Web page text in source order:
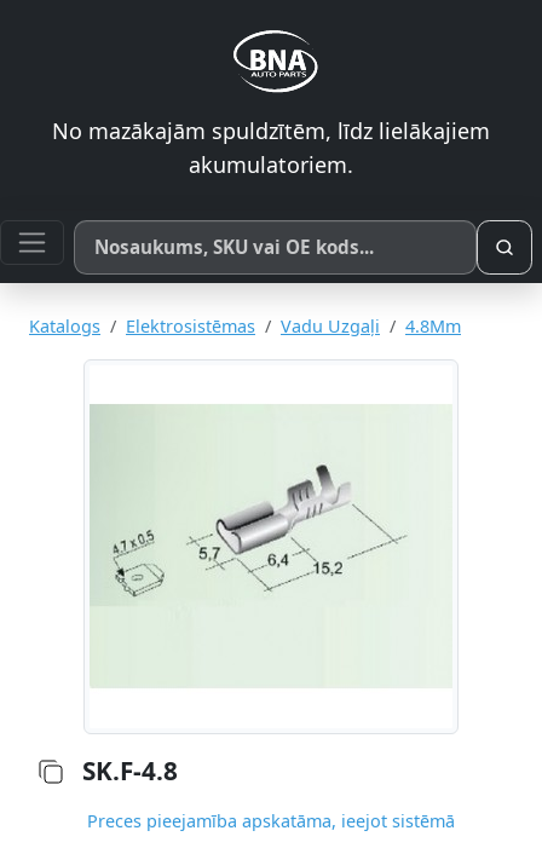
No mazākajām spuldzītēm, līdz lielākajiem
akumulatoriem.
Meklēt pēc produkta nosaukuma, SKU vai OE koda
Katalogs Elektrosistēmas Vadu Uzgaļi 4.8Mm
SK.F-4.8
Preces pieejamība apskatāma, ieejot sistēmā